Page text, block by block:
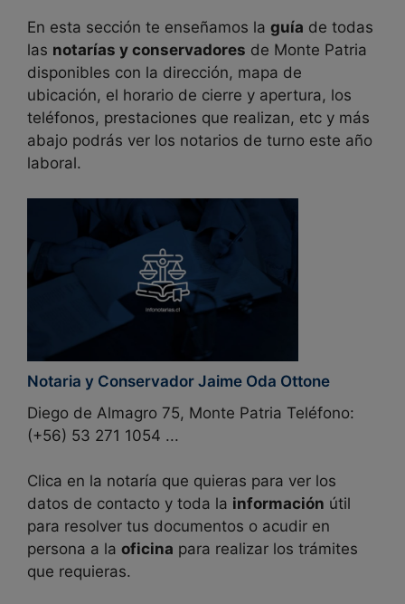
En esta sección te enseñamos la guía de todas
las notarías y conservadores de Monte Patria
disponibles con la dirección, mapa de
ubicación, el horario de cierre y apertura, los
teléfonos, prestaciones que realizan, etc y más
abajo podrás ver los notarios de turno este año
laboral.
Notaria y Conservador Jaime Oda Ottone
Diego de Almagro 75, Monte Patria Teléfono:
(+56) 53 271 1054 ...
Clica en la notaría que quieras para ver los
datos de contacto y toda la información útil
para resolver tus documentos o acudir en
persona a la oficina para realizar los trámites
que requieras.